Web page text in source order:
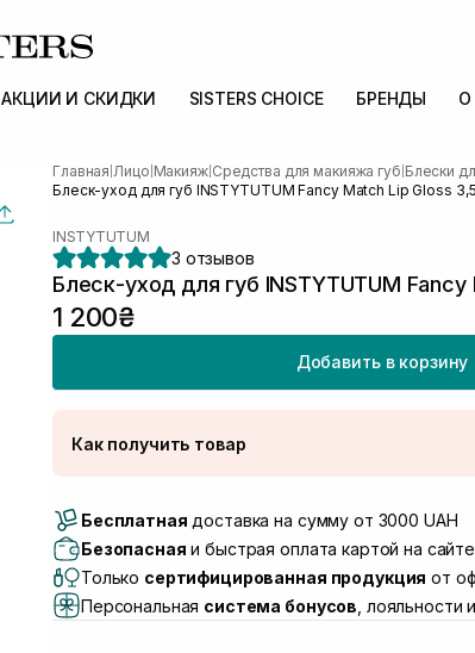
АКЦИИ И СКИДКИ SISTERS CHOICE БРЕНДЫ О
Главная Лицо Макияж| Средства для макияжа губ Блески
Блеск-уход для губ INSTYTUTUM Fancy Match Lip Gloss
INSTYTUTUM
3 отзывов
Блеск-уход для губ INSTYTUTUM
1 200₴
Добавить в корзину
Как получить товар
Самовывоз г. Луцк, Винниченка 4
Самовывоз г. Львов, ул. Академика
Самовывоз Львов (Ивана Франко 36)
Самовывоз г. Львов ул. Степана Бандеры 43
Бесплатная доставка на сумму от 3000 UAH
Безопасная и быстрая оплата картой на сайте
Только сертифицированная продукция от
Персональная система бонусов , лояльности